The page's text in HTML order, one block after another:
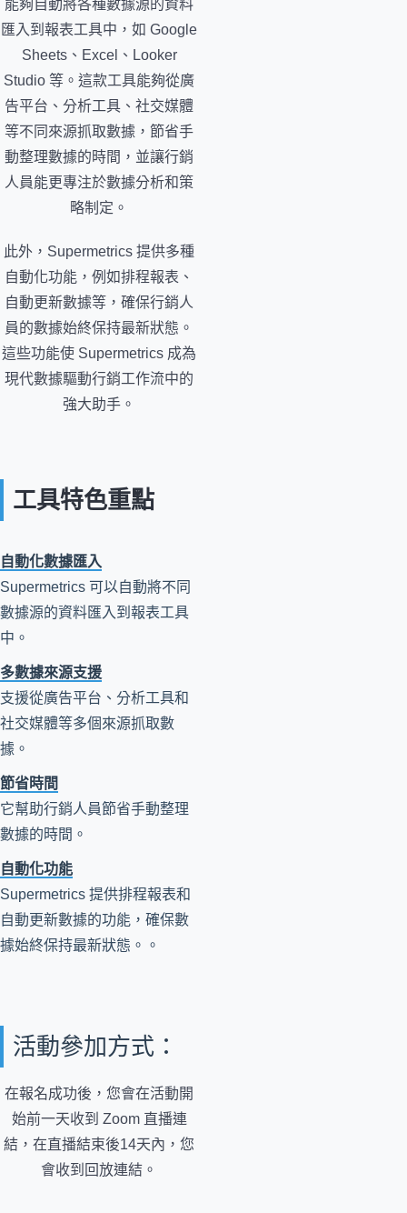
能夠自動將各種數據源的資料
匯入到報表工具中，如 Google
Sheets、Excel、Looker
Studio 等。這款工具能夠從廣
告平台、分析工具、社交媒體
等不同來源抓取數據，節省手
動整理數據的時間，並讓行銷
人員能更專注於數據分析和策
略制定。
此外，Supermetrics 提供多種
自動化功能，例如排程報表、
自動更新數據等，確保行銷人
員的數據始終保持最新狀態。
這些功能使 Supermetrics 成為
現代數據驅動行銷工作流中的
強大助手。
工具特色重點
自動化數據匯入
Supermetrics 可以自動將不同
數據源的資料匯入到報表工具
中。
多數據來源支援
支援從廣告平台、分析工具和
社交媒體等多個來源抓取數
據。
節省時間
它幫助行銷人員節省手動整理
數據的時間。
自動化功能
Supermetrics 提供排程報表和
自動更新數據的功能，確保數
據始終保持最新狀態。。
活動參加方式：
在報名成功後，您會在活動開
始前一天收到 Zoom 直播連
結，在直播結束後14天內，您
會收到回放連結。